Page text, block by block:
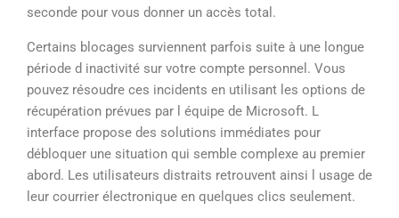
seconde pour vous donner un accès total.
Certains blocages surviennent parfois suite à une longue
période d inactivité sur votre compte personnel. Vous
pouvez résoudre ces incidents en utilisant les options de
récupération prévues par l équipe de Microsoft. L
interface propose des solutions immédiates pour
débloquer une situation qui semble complexe au premier
abord. Les utilisateurs distraits retrouvent ainsi l usage de
leur courrier électronique en quelques clics seulement.